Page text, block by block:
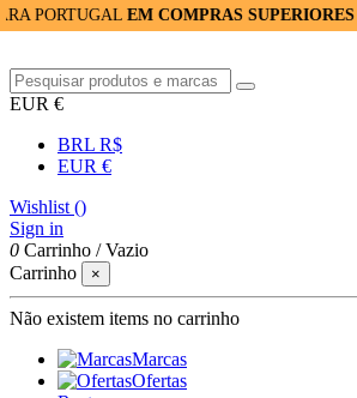
EM COMPRAS SUPERIORES A 40€|
EUR €
BRL R$
EUR €
Wishlist ()
Sign in
0 Carrinho /Vazio
Carrinho
×
Não existem items no carrinho
Marcas
Ofertas